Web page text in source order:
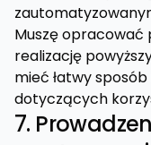
Muszę opracować
realizację
mieć łatwy
dotyczących
7.